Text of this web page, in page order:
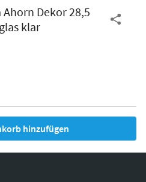
Ahorn Dekor 28,5
klar
hinzufügen